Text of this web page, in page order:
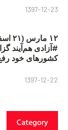
1397-12-23
۱۲
کشورهای خود
1397-12-22
Category